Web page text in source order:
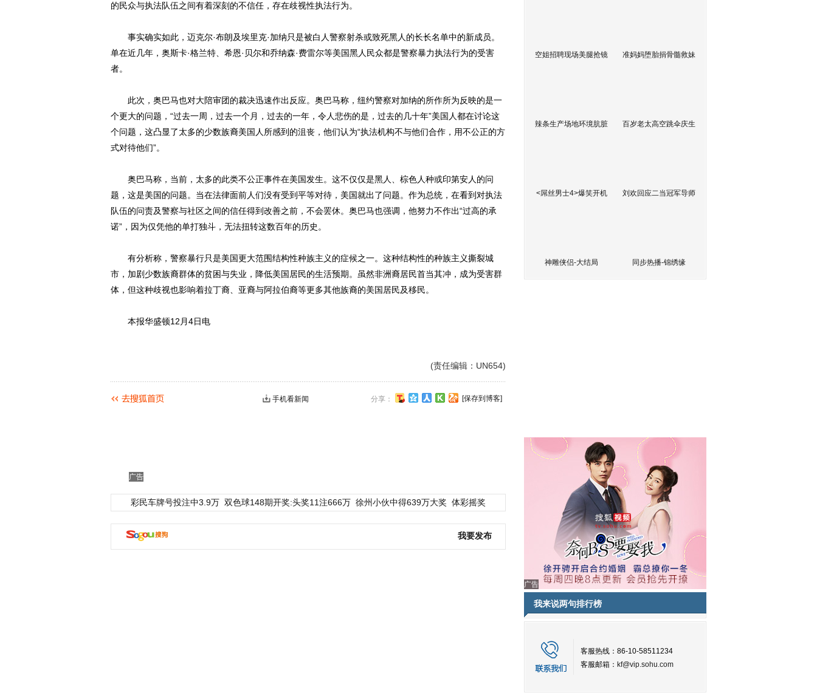
的民众与执法队伍之间有着深刻的不信任，存在歧视性执法行为。
事实确实如此，迈克尔·布朗及埃里克·加纳只是被白人警察射杀或致死黑人的长长名单中的新成员。
单在近几年，奥斯卡·格兰特、希恩·贝尔和乔纳森·费雷尔等美国黑人民众都是警察暴力执法行为的受害
者。
此次，奥巴马也对大陪审团的裁决迅速作出反应。奥巴马称，纽约警察对加纳的所作所为反映的是一
个更大的问题，“过去一周，过去一个月，过去的一年，令人悲伤的是，过去的几十年”美国人都在讨论这
个问题，这凸显了太多的少数族裔美国人所感到的沮丧，他们认为“执法机构不与他们合作，用不公正的方
式对待他们”。
奥巴马称，当前，太多的此类不公正事件在美国发生。这不仅仅是黑人、棕色人种或印第安人的问
题，这是美国的问题。当在法律面前人们没有受到平等对待，美国就出了问题。作为总统，在看到对执法
队伍的问责及警察与社区之间的信任得到改善之前，不会罢休。奥巴马也强调，他努力不作出“过高的承
诺”，因为仅凭他的单打独斗，无法扭转这数百年的历史。
有分析称，警察暴行只是美国更大范围结构性种族主义的症候之一。这种结构性的种族主义撕裂城
市，加剧少数族裔群体的贫困与失业，降低美国居民的生活预期。虽然非洲裔居民首当其冲，成为受害群
体，但这种歧视也影响着拉丁裔、亚裔与阿拉伯裔等更多其他族裔的美国居民及移民。
本报华盛顿12月4日电
(责任编辑：UN654)
分享： [保存到博客]
手机看新闻
广告
彩民车牌号投注中3.9万 双色球148期开奖:头奖11注666万 徐州小伙中得639万大奖 体彩摇奖
我要发布
空姐招聘现场美腿抢镜 准妈妈堕胎捐骨髓救妹
辣条生产场地环境肮脏 百岁老太高空跳伞庆生
<屌丝男士4>爆笑开机 刘欢回应二当冠军导师
神雕侠侣-大结局 同步热播-锦绣缘
广告
我来说两句排行榜
客服热线：86-10-58511234
客服邮箱： kf@vip.sohu.com